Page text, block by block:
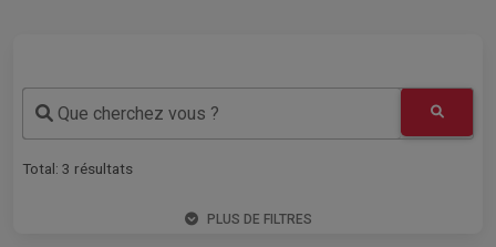
Que cherchez vous ?
Total: 3 résultats
PLUS DE FILTRES